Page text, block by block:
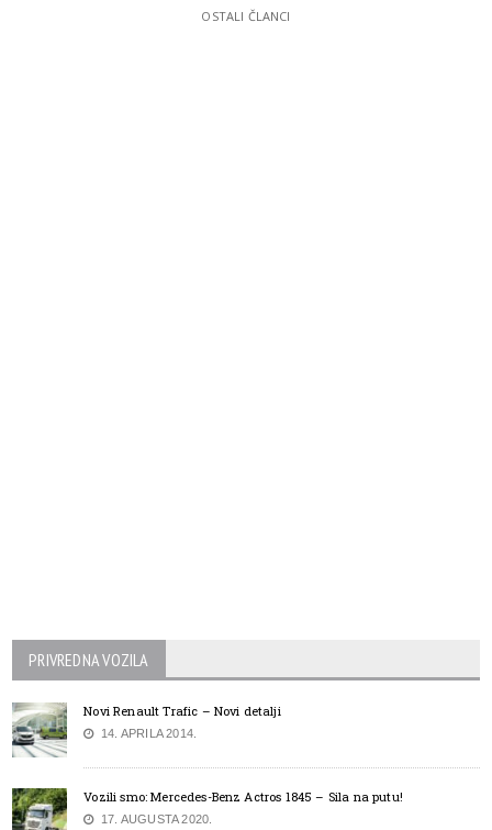
OSTALI ČLANCI
PRIVREDNA VOZILA
Novi Renault Trafic – Novi detalji
14. APRILA 2014.
Vozili smo: Mercedes-Benz Actros 1845 – Sila na putu!
17. AUGUSTA 2020.